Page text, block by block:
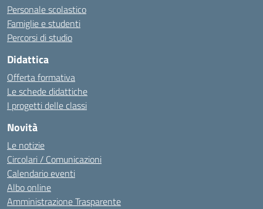
Personale scolastico
Famiglie e studenti
Percorsi di studio
Didattica
Offerta formativa
Le schede didattiche
I progetti delle classi
Novità
Le notizie
Circolari / Comunicazioni
Calendario eventi
Albo online
Amministrazione Trasparente